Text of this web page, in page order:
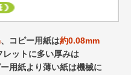
、コピー用紙は約0.08mm
レットに多い厚みは
用紙より薄い紙は機械に